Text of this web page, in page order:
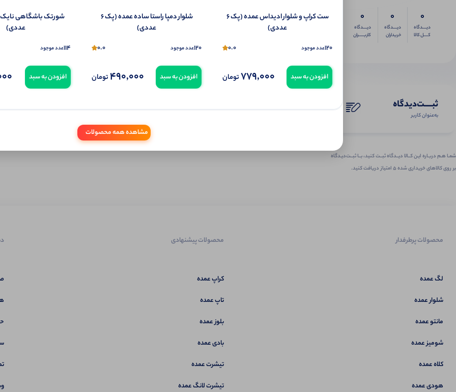
0
دیــــدگاه
کــــل کالا
0
دیــــدگاه
خریداران
0
دیــــدگاه
کاربـــــران
ثبـــــت‌دیدگاه
به‌عنوان کاربر
شمـا هـم دربـاره ایـن کــالا دیــدگاه ثبــت کنید، بــا ثبــت‌دیـدگاه
بر روی کالاهای خریداری شده ۵ امتیاز دریافت کنید.
محصولات پرطرفدار
لگ عمده
شلوار عمده
مانتو عمده
شومیز عمده
کلاه عمده
هودی عمده
محصولات پیشنهادی
کراپ عمده
تاپ عمده
بلوز عمده
بادی عمده
تیشرت عمده
تیشرت لانگ عمده
ست کراپ و شلوار ادیداس عمده (پک 6
عددی)
120عدد موجود 0.0
افزودن به سبد 779,000تومان
شلوار دمپا راستا ساده عمده (پک 6
عددی)
120عدد موجود 0.0
افزودن به سبد 490,000تومان
عددی)
114عدد موجود
افزودن به سبد
مشاهده همه محصولات